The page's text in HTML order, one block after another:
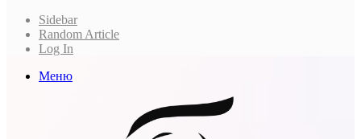
Sidebar
Random Article
Log In
Меню